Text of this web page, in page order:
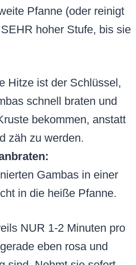
Pfanne (oder reinigt
hoher Stufe, bis sie
Hitze ist der Schlüssel,
schnell braten und
bekommen, anstatt
zäh zu werden.
Gambas in einer
in die heiße Pfanne.
NUR 1-2 Minuten pro
eben rosa und